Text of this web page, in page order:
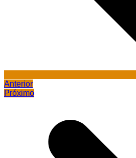
Anterior
Próximo